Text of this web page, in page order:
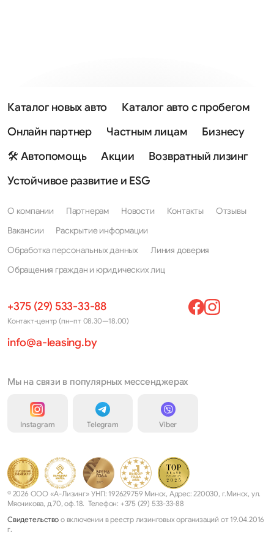
Каталог новых авто
Каталог авто с пробегом
Онлайн партнер
Частным лицам
Бизнесу
🛠 Автопомощь
Акции
Возвратный лизинг
Устойчивое развитие и ESG
О компании Партнерам Новости Контакты
Отзывы
Вакансии
Раскрытие информации
Обработка персональных данных
Линия доверия
Обращения граждан и юридических лиц
+375 (29) 533-33-88
Контакт-центр (пн–пт 08.30—18.00)
info@a-leasing.by
Мы на связи в популярных мессенджерах
Instagram Telegram Viber
© 2026 ООО «А-Лизинг» УНП: 192629759 Минск, Адрес: 220030, г.Минск, ул.
Мясникова, д.70, оф.18. Телефон: +375 (29) 533-33-88
Свидетельство о включении в реестр лизинговых организаций от 19.04.2016
г.